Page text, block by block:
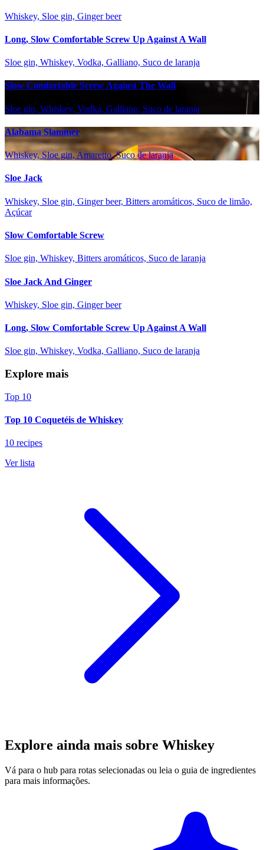
Whiskey, Sloe gin, Ginger beer
Long, Slow Comfortable Screw Up Against A Wall
Sloe gin, Whiskey, Vodka, Galliano, Suco de laranja
Slow Comfortable Screw Against The Wall
Sloe gin, Whiskey, Vodka, Galliano, Suco de laranja
Alabama Slammer
Whiskey, Sloe gin, Amaretto, Suco de laranja
Sloe Jack
Whiskey, Sloe gin, Ginger beer, Bitters aromáticos, Suco de limão,
Açúcar
Slow Comfortable Screw
Sloe gin, Whiskey, Bitters aromáticos, Suco de laranja
Sloe Jack And Ginger
Whiskey, Sloe gin, Ginger beer
Long, Slow Comfortable Screw Up Against A Wall
Sloe gin, Whiskey, Vodka, Galliano, Suco de laranja
Explore mais
Top 10
Top 10 Coquetéis de Whiskey
10 recipes
Ver lista
Explore ainda mais sobre Whiskey
Vá para o hub para rotas selecionadas ou leia o guia de ingredientes
para mais informações.